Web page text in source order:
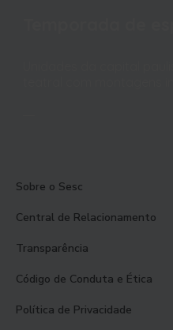
Sobre o Sesc
Central de Relacionamento
Transparência
Código de Conduta e Ética
Política de Privacidade